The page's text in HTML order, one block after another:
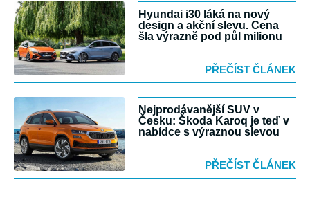
Hyundai i30 láká na nový
design a akční slevu. Cena
šla výrazně pod půl milionu
PŘEČÍST ČLÁNEK
Nejprodávanější SUV v
Česku: Škoda Karoq je teď v
nabídce s výraznou slevou
PŘEČÍST ČLÁNEK